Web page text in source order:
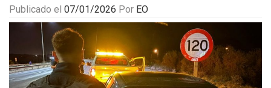
Publicado el 07/01/2026 Por EO